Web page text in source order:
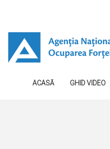
ACASĂ GHID VIDEO